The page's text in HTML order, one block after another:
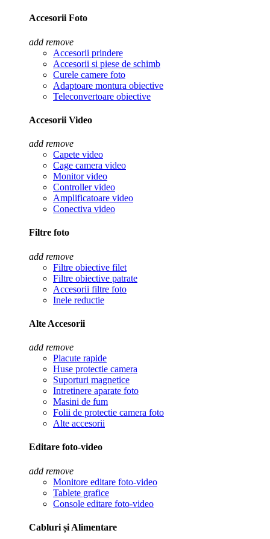
Accesorii Foto
add remove
Accesorii prindere
Accesorii si piese de schimb
Curele camere foto
Adaptoare montura obiective
Teleconvertoare obiective
Accesorii Video
add remove
Capete video
Cage camera video
Monitor video
Controller video
Amplificatoare video
Conectiva video
Filtre foto
add remove
Filtre obiective filet
Filtre obiective patrate
Accesorii filtre foto
Inele reductie
Alte Accesorii
add remove
Placute rapide
Huse protectie camera
Suporturi magnetice
Intretinere aparate foto
Masini de fum
Folii de protectie camera foto
Alte accesorii
Editare foto-video
add remove
Monitore editare foto-video
Tablete grafice
Console editare foto-video
Cabluri și Alimentare